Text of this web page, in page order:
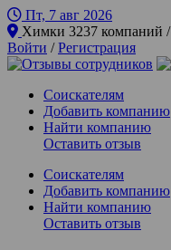
Пт, 7 авг 2026
Химки
Войти /Регистрация
Соискателям
Добавить компанию
Найти компанию
Оставить отзыв
Соискателям
Добавить компанию
Найти компанию
Оставить отзыв